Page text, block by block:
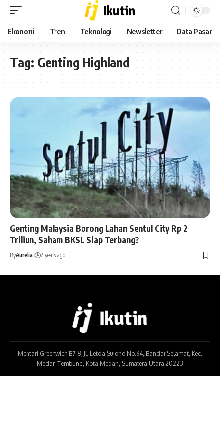
Ekonomi Tren Teknologi Newsletter Data Pasar
Tag: Genting Highland
Genting Malaysia Borong Lahan Sentul City Rp 2
Triliun, Saham BKSL Siap Terbang?
ByAurelia 2 years ago
Mentari Greenwich B7-8, Jl. Letda Sujono No.64, Bandar Selamat, Kec.
Medan Tembung, Kota Medan, Sumatera Utara 20223